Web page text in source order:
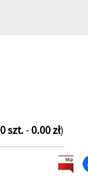
0 szt.-0.00 zł)